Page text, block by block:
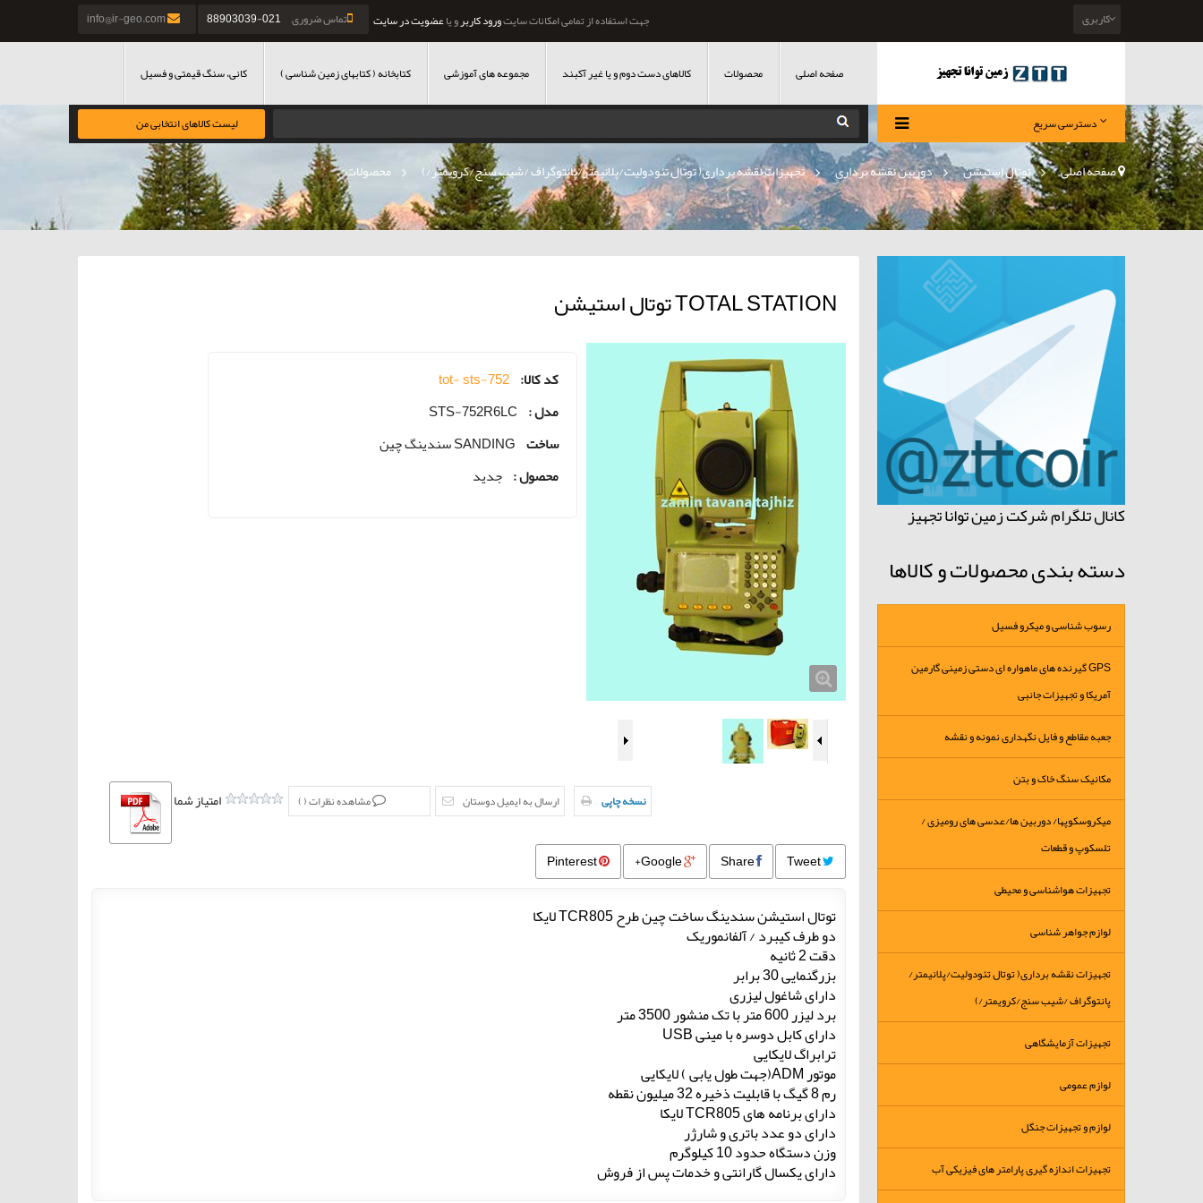
تماس ضروری 021-88903039 جهت استفاده از تمامی امکانات سایتورود کاربرو یاعضویت در سایت کاربری
صفحه اصلی محصولات کالاهای دست دوم و یا غیر آکبند مجموعه های آموزشی کتابخانه ( کتابهای زمین شناسی ) کانی، سنگ قیمتی و فسیل
دسترسی سریع لیست کالاهای انتخابی من
صفحه اصلی > توتال استیشن » دوربین نقشه برداری » تجهیزات نقشه برداری( توتال تئودولیت/پلانیمتر/پانتوگراف /شیب سنج/کرویمتر/) » محصولات
کانال تلگرام شرکت زمین توانا تجهیز
دسته بندی محصولات و کالاها
رسوب شناسی و میکرو فسیل
GPS گیرنده های ماهواره ای دستی زمینی گارمین
آمریکا و تجهیزات جانبی
جعبه مقاطع و فایل نگهداری نمونه و نقشه
مکانیک سنگ خاک و بتن
میکروسکوپها/ دوربین ها/عدسی های رومیزی /
تلسکوپ و قطعات
تجهیزات هواشناسی و محیطی
لوازم جواهر شناسی
تجهیزات نقشه برداری( توتال تئودولیت/پلانیمتر/
پانتوگراف /شیب سنج/کرویمتر/)
تجهیزات آزمایشگاهی
لوازم عمومی
لوازم و تجهیزات جنگل
تجهیزات اندازه گیری پارامتر های فیزیکی آب
TOTAL STATION توتال استیشن
کد کالا: tot- sts-752
مدل : STS-752R6LC
ساخت SANDING سندینگ چین
محصول : جدید
امتیاز شما مشاهده نظرات () ارسال به ایمیل دوستان نسخه چاپی
Tweet
Share
Google+
Pinterest
توتال استیشن سندینگ ساخت چین طرح TCR805 لایکا
دو طرف کیبرد / آلفانموریک
دقت 2 ثانیه
بزرگنمایی 30 برابر
دارای شاغول لیزری
برد لیزر 600 متر با تک منشور 3500 متر
دارای کابل دوسره با مینی USB
ترابراگ لایکایی
موتور ADM(جهت طول یابی ) لایکایی
رم 8 گیگ با قابلیت ذخیره 32 میلیون نقطه
دارای برنامه های TCR805 لایکا
دارای دو عدد باتری و شارژر
وزن دستگاه حدود 10 کیلوگرم
دارای یکسال گارانتی و خدمات پس از فروش